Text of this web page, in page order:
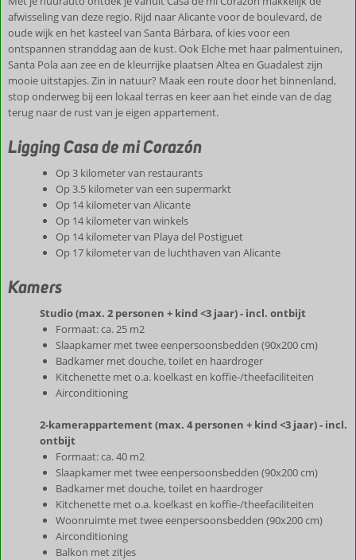
afwisseling van deze regio. Rijd naar Alicante voor de boulevard, de
oude wijk en het kasteel van Santa Bárbara, of kies voor een
ontspannen stranddag aan de kust. Ook Elche met haar palmentuinen,
Santa Pola aan zee en de kleurrijke plaatsen Altea en Guadalest zijn
mooie uitstapjes. Zin in natuur? Maak een route door het binnenland,
stop onderweg bij een lokaal terras en keer aan het einde van de dag
terug naar de rust van je eigen appartement.
Ligging Casa de mi Corazón
Op 3 kilometer van restaurants
Op 3.5 kilometer van een supermarkt
Op 14 kilometer van Alicante
Op 14 kilometer van winkels
Op 14 kilometer van Playa del Postiguet
Op 17 kilometer van de luchthaven van Alicante
Kamers
Studio (max. 2 personen + kind <3 jaar) - incl. ontbijt
Formaat: ca. 25 m2
Slaapkamer met twee eenpersoonsbedden (90x200 cm)
Badkamer met douche, toilet en haardroger
Kitchenette met o.a. koelkast en koffie-/theefaciliteiten
Airconditioning
2-kamerappartement (max. 4 personen + kind <3 jaar) - incl.
ontbijt
Formaat: ca. 40 m2
Slaapkamer met twee eenpersoonsbedden (90x200 cm)
Badkamer met douche, toilet en haardroger
Kitchenette met o.a. koelkast en koffie-/theefaciliteiten
Woonruimte met twee eenpersoonsbedden (90x200 cm)
Airconditioning
Balkon met zitjes